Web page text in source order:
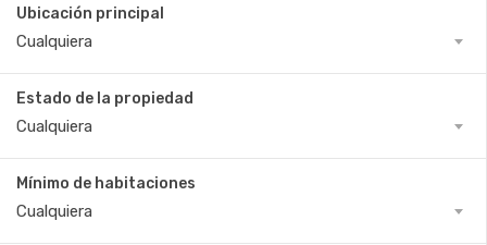
Ubicación principal
Cualquiera
Estado de la propiedad
Cualquiera
Mínimo de habitaciones
Cualquiera